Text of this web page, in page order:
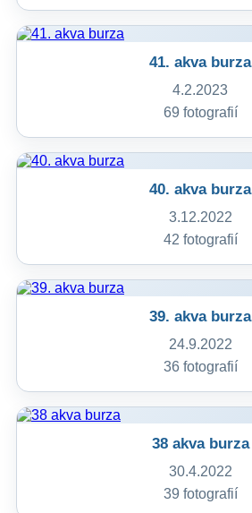
41. akva burza
4.2.2023
69 fotografií
40. akva burza
3.12.2022
42 fotografií
39. akva burza
24.9.2022
36 fotografií
38 akva burza
30.4.2022
39 fotografií